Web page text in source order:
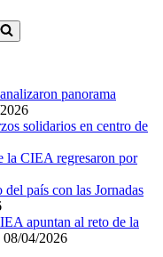
panorama
solidarios en centro de
la CIEA regresaron por
país con las Jornadas
apuntan al reto de la
08/04/2026